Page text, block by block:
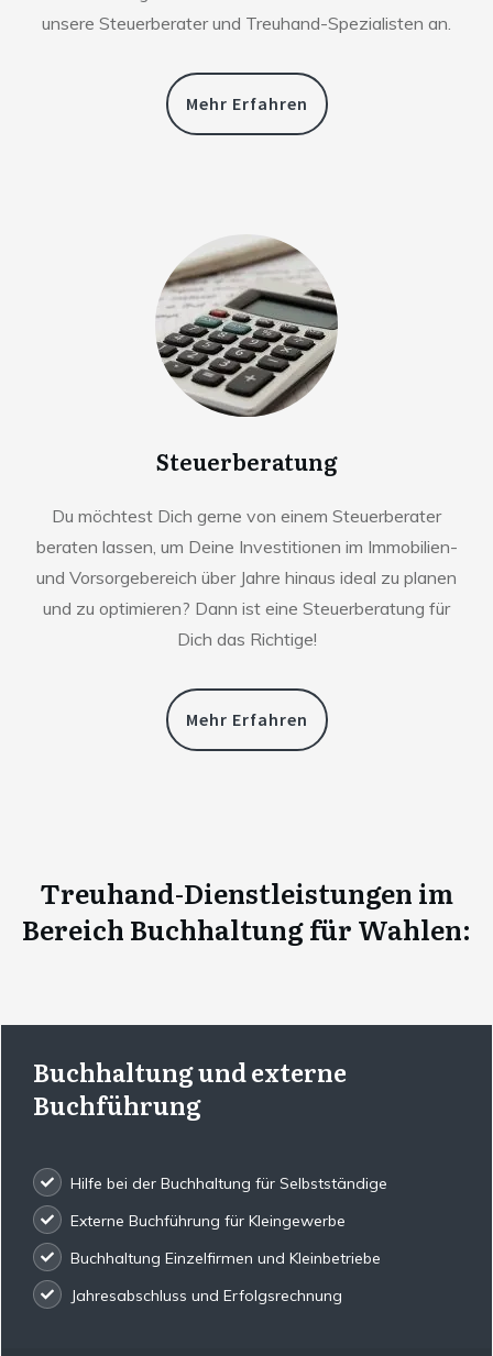
unsere Steuerberater und Treuhand-Spezialisten an.
Mehr Erfahren
Steuerberatung
Du möchtest Dich gerne von einem Steuerberater
beraten lassen, um Deine Investitionen im Immobilien-
und Vorsorgebereich über Jahre hinaus ideal zu planen
und zu optimieren? Dann ist eine Steuerberatung für
Dich das Richtige!
Mehr Erfahren
Treuhand-Dienstleistungen im
Bereich Buchhaltung für Wahlen:
Buchhaltung und externe
Buchführung
Hilfe bei der Buchhaltung für Selbstständige
Externe Buchführung für Kleingewerbe
Buchhaltung Einzelfirmen und Kleinbetriebe
Jahresabschluss und Erfolgsrechnung